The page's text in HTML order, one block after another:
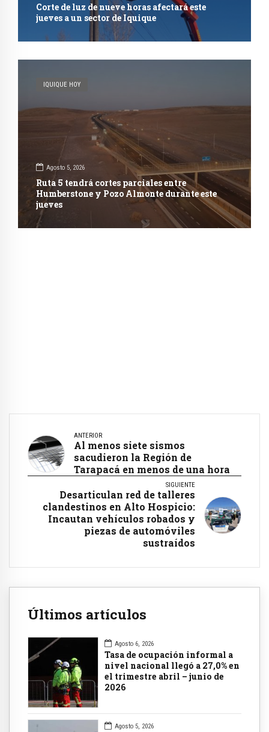
Corte de luz de nueve horas afectará este
jueves a un sector de Iquique
IQUIQUE HOY
Agosto 5, 2026
Ruta 5 tendrá cortes parciales entre
Humberstone y Pozo Almonte durante este
jueves
ANTERIOR
Al menos siete sismos
sacudieron la Región de
Tarapacá en menos de una hora
SIGUIENTE
Desarticulan red de talleres
clandestinos en Alto Hospicio:
Incautan vehículos robados y
piezas de automóviles
sustraídos
Últimos artículos
Agosto 6, 2026
Tasa de ocupación informal a
nivel nacional llegó a 27,0% en
el trimestre abril – junio de
2026
Agosto 5, 2026